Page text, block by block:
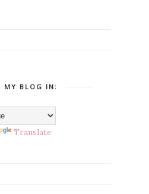
MY BLOG IN:
Translate